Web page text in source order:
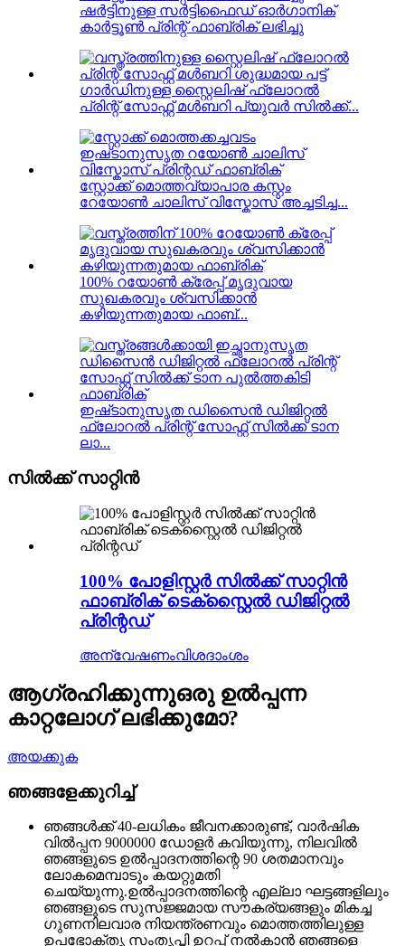
ഷർട്ടിനുള്ള സർട്ടിഫൈഡ് ഓർഗാനിക്
കാർട്ടൂൺ പ്രിന്റ് ഫാബ്രിക് ലഭിച്ചു
ഗാർഡിനുള്ള സ്റ്റൈലിഷ് ഫ്ലോറൽ
പ്രിന്റ് സോഫ്റ്റ് മൾബറി പ്യുവർ സിൽക്ക്...
സ്റ്റോക്ക് മൊത്തവ്യാപാര കസ്റ്റം
റേയോൺ ചാലിസ് വിസ്കോസ് അച്ചടിച്ച...
100% റയോൺ ക്രേപ്പ് മൃദുവായ
സുഖകരവും ശ്വസിക്കാൻ
കഴിയുന്നതുമായ ഫാബ്...
ഇഷ്‌ടാനുസൃത ഡിസൈൻ ഡിജിറ്റൽ
ഫ്ലോറൽ പ്രിന്റ് സോഫ്റ്റ് സിൽക്ക് ടാന
ലാ...
സിൽക്ക് സാറ്റിൻ
100% പോളിസ്റ്റർ സിൽക്ക് സാറ്റിൻ
ഫാബ്രിക് ടെക്സ്റ്റൈൽ ഡിജിറ്റൽ
പ്രിന്റഡ്
അന്വേഷണംവിശദാംശം
ആഗ്രഹിക്കുന്നുഒരു ഉൽപ്പന്ന
കാറ്റലോഗ് ലഭിക്കുമോ?
അയക്കുക
ഞങ്ങളേക്കുറിച്ച്
ഞങ്ങൾക്ക് 40-ലധികം ജീവനക്കാരുണ്ട്, വാർഷിക
വിൽപ്പന 9000000 ഡോളർ കവിയുന്നു, നിലവിൽ
ഞങ്ങളുടെ ഉൽപ്പാദനത്തിന്റെ 90 ശതമാനവും
ലോകമെമ്പാടും കയറ്റുമതി
ചെയ്യുന്നു.ഉൽപ്പാദനത്തിന്റെ എല്ലാ ഘട്ടങ്ങളിലും
ഞങ്ങളുടെ സുസജ്ജമായ സൗകര്യങ്ങളും മികച്ച
ഗുണനിലവാര നിയന്ത്രണവും മൊത്തത്തിലുള്ള
ഉപഭോക്തൃ സംതൃപ്തി ഉറപ്പ് നൽകാൻ ഞങ്ങളെ